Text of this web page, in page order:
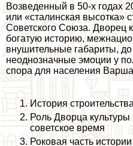
Возведенный в 50-х годах
или «сталинская высотка»
Советского Союза. Дворец
богатую историю,
внушительные габариты,
неоднозначные эмоции у
спора для населения
История строительства
Роль Дворца
советское время
Роковая часть